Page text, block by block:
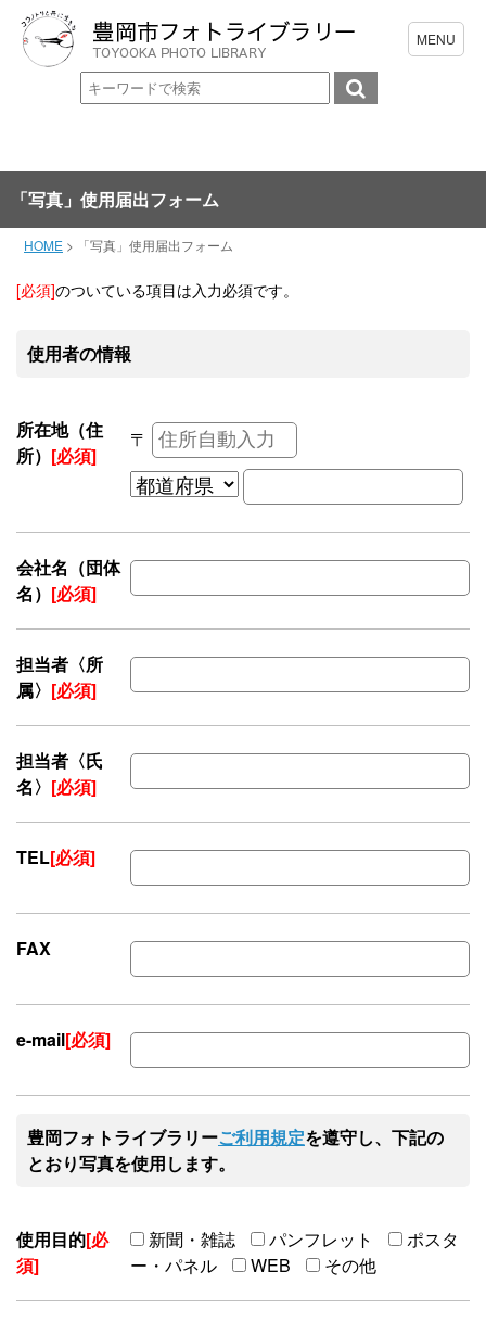
「写真」使用届出フォーム
HOME > 「写真」使用届出フォーム
[必須]のついている項目は入力必須です。
使用者の情報
所在地（住
所） [必須]
〒
会社名（団体
名） [必須]
担当者〈所
属〉 [必須]
担当者〈氏
名〉 [必須]
TEL[必須]
FAX
e-mail[必須]
豊岡フォトライブラリーご利用規定を遵守し、下記の
とおり写真を使用します。
使用目的[必
須]
新聞・雑誌 パンフレット
ポスタ
ー・パネル
WEB その他